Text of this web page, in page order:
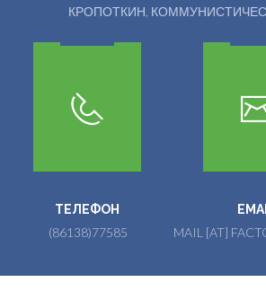
КРОПОТКИН,
ТЕЛЕФОН
(86138)77585 MAIL [AT]